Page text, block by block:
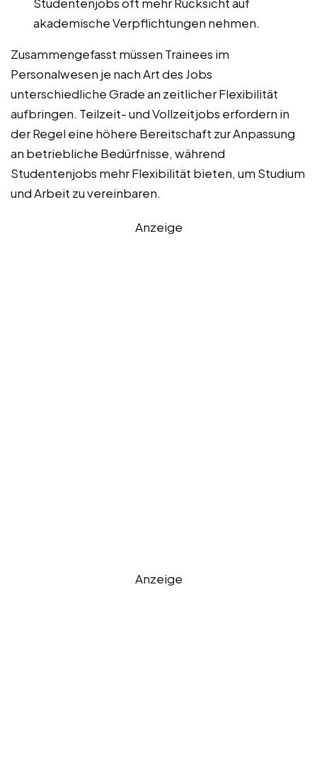
akademische Verpflichtungen nehmen.
Zusammengefasst müssen Trainees im
Personalwesen je nach Art des Jobs
unterschiedliche Grade an zeitlicher Flexibilität
aufbringen. Teilzeit- und Vollzeitjobs erfordern in
der Regel eine höhere Bereitschaft zur Anpassung
an betriebliche Bedürfnisse, während
Studentenjobs mehr Flexibilität bieten, um Studium
und Arbeit zu vereinbaren.
Anzeige
Anzeige